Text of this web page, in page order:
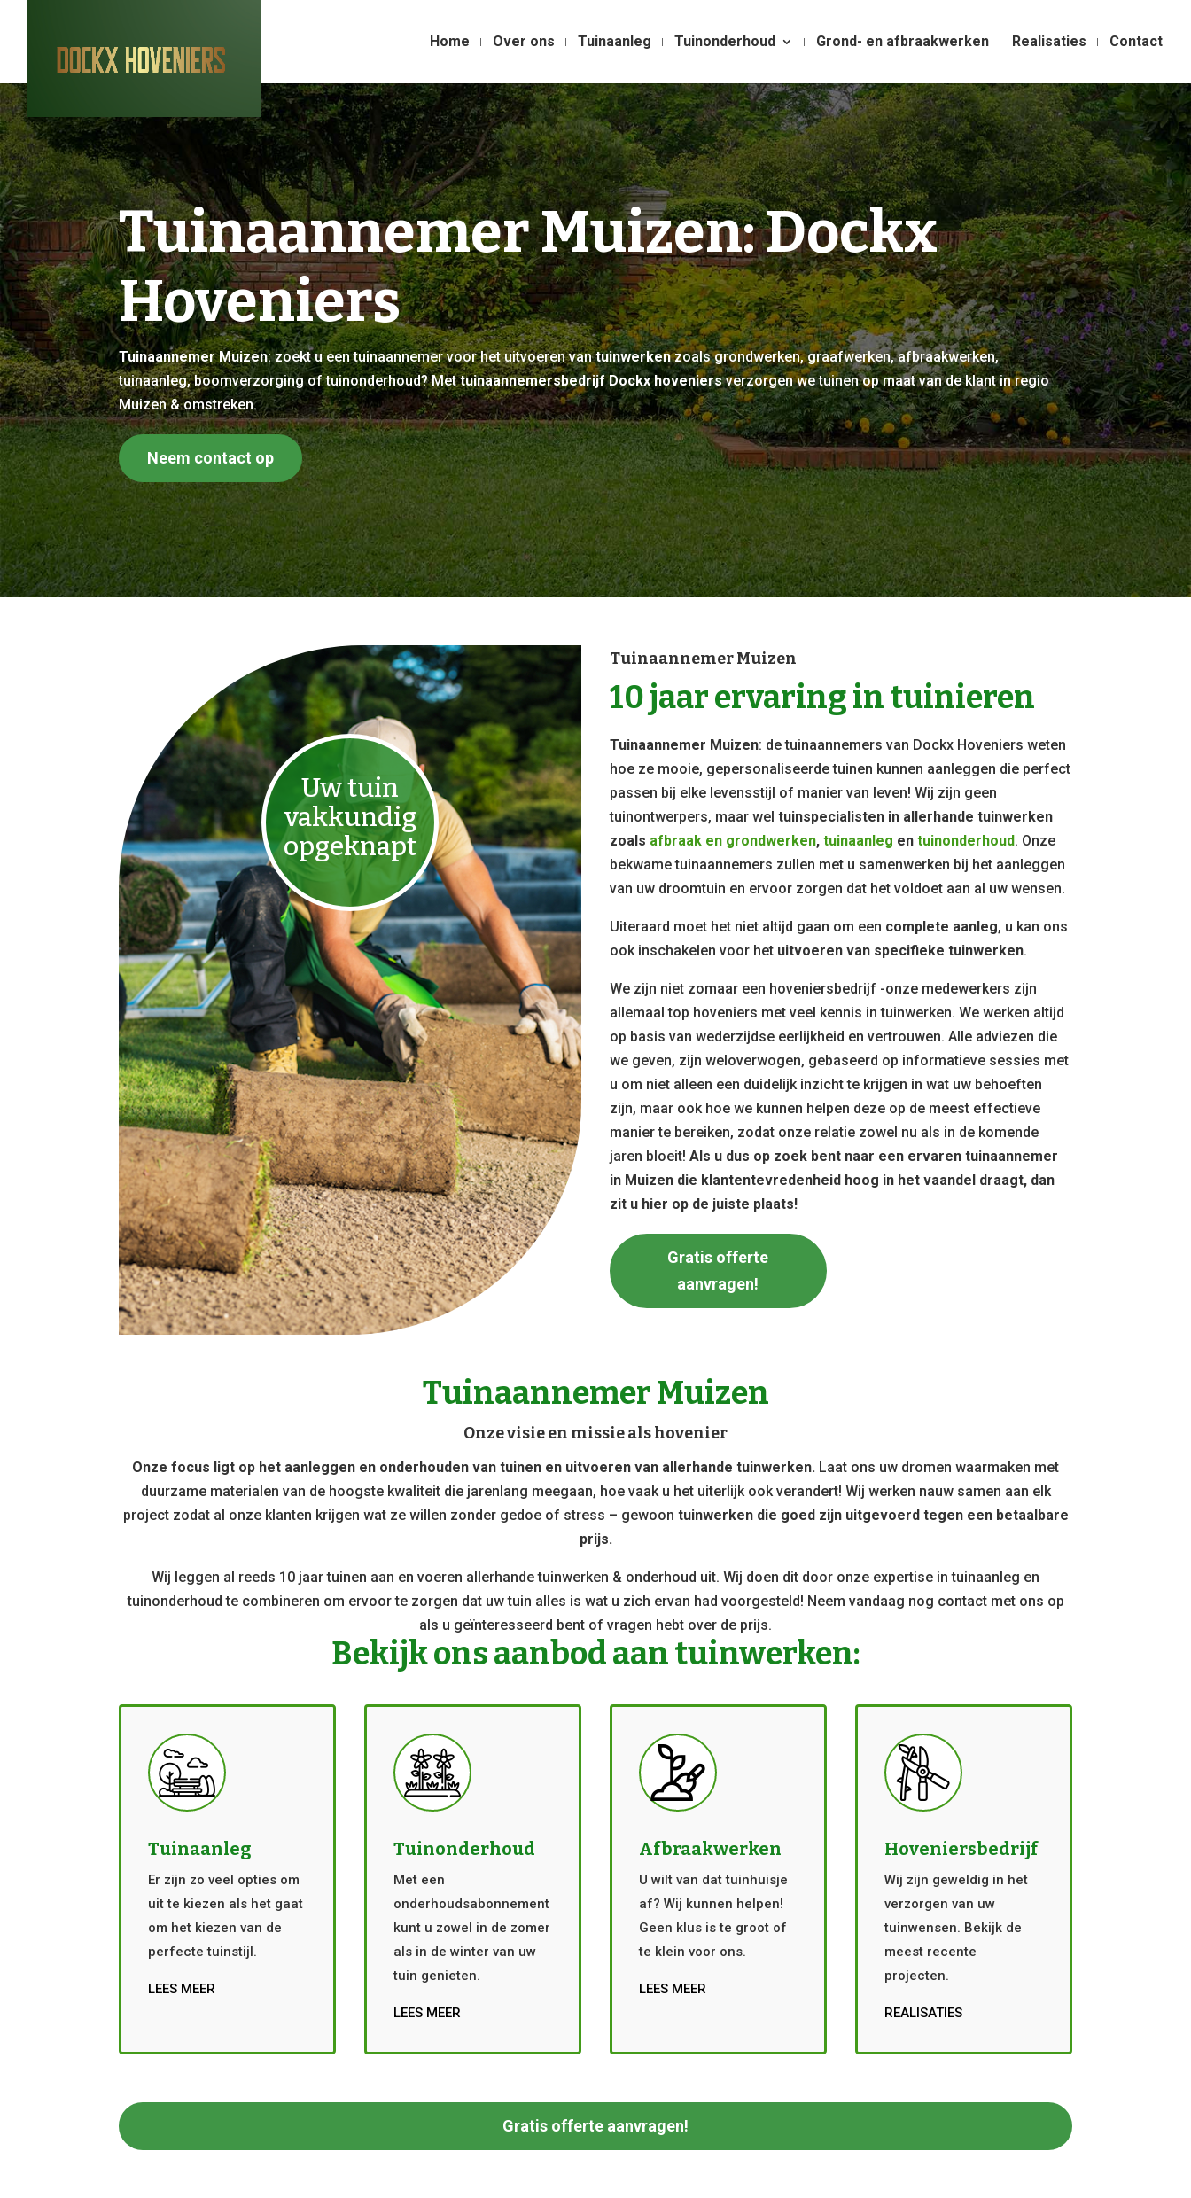
Home Over ons Tuinaanleg Tuinonderhoud Grond- en afbraakwerken Realisaties Contact
Tuinaannemer Muizen: Dockx
Hoveniers
Tuinaannemer Muizen: zoekt u een tuinaannemer voor het uitvoeren vantuinwerkenzoals grondwerken, graafwerken, afbraakwerken,
tuinaanleg, boomverzorging of tuinonderhoud? Mettuinaannemersbedrijf Dockx hoveniersverzorgen we tuinen op maat van de klant in regio
Muizen & omstreken.
Neem contact op
Uw tuin
vakkundig
opgeknapt
Tuinaannemer Muizen
10 jaar ervaring in tuinieren
Tuinaannemer Muizen: de tuinaannemers van Dockx Hoveniers weten
hoe ze mooie, gepersonaliseerde tuinen kunnen aanleggen die perfect
passen bij elke levensstijl of manier van leven! Wij zijn geen
tuinontwerpers, maar wel tuinspecialisten in allerhande tuinwerken
zoals afbraak en grondwerken,tuinaanleg entuinonderhoud. Onze
bekwame tuinaannemers zullen met u samenwerken bij het aanleggen
van uw droomtuin en ervoor zorgen dat het voldoet aan al uw wensen.
Uiteraard moet het niet altijd gaan om een complete aanleg, u kan ons
ook inschakelen voor het uitvoeren van specifieke tuinwerken.
We zijn niet zomaar een hoveniersbedrijf -onze medewerkers zijn
allemaal top hoveniers met veel kennis in tuinwerken. We werken altijd
op basis van wederzijdse eerlijkheid en vertrouwen. Alle adviezen die
we geven, zijn weloverwogen, gebaseerd op informatieve sessies met
u om niet alleen een duidelijk inzicht te krijgen in wat uw behoeften
zijn, maar ook hoe we kunnen helpen deze op de meest effectieve
manier te bereiken, zodat onze relatie zowel nu als in de komende
jaren bloeit!Als u dus op zoek bent naar een ervaren tuinaannemer
in Muizen die klantentevredenheid hoog in het vaandel draagt, dan
zit u hier op de juiste plaats!
Gratis offerte
aanvragen!
Tuinaannemer Muizen
Onze visie en missie als hovenier
Onze focus ligt op het aanleggen en onderhouden van tuinen en uitvoeren van allerhande tuinwerken. Laat ons uw dromen waarmaken met
duurzame materialen van de hoogste kwaliteit die jarenlang meegaan, hoe vaak u het uiterlijk ook verandert! Wij werken nauw samen aan elk
project zodat al onze klanten krijgen wat ze willen zonder gedoe of stress – gewoon tuinwerken die goed zijn uitgevoerd tegen een betaalbare
prijs.
Wij leggen al reeds 10 jaar tuinen aan en voeren allerhande tuinwerken & onderhoud uit. Wij doen dit door onze expertise in tuinaanleg en
tuinonderhoud te combineren om ervoor te zorgen dat uw tuin alles is wat u zich ervan had voorgesteld! Neem vandaag nog contact met ons op
als u geïnteresseerd bent of vragen hebt over de prijs.
Bekijk ons aanbod aan tuinwerken:
Tuinaanleg
Er zijn zo veel opties om
uit te kiezen als het gaat
om het kiezen van de
perfecte tuinstijl.
LEES MEER
Tuinonderhoud
Met een
onderhoudsabonnement
kunt u zowel in de zomer
als in de winter van uw
tuin genieten.
LEES MEER
Afbraakwerken
U wilt van dat tuinhuisje
af? Wij kunnen helpen!
Geen klus is te groot of
te klein voor ons.
LEES MEER
Hoveniersbedrijf
Wij zijn geweldig in het
verzorgen van uw
tuinwensen. Bekijk de
meest recente
projecten.
REALISATIES
Gratis offerte aanvragen!